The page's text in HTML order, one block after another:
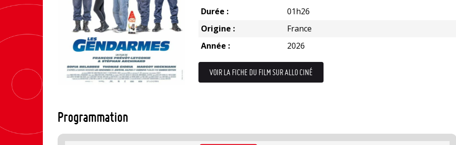
Durée :
01h26
Origine :
France
Année :
2026
VOIR LA FICHE DU FILM SUR ALLO CINÉ
Programmation